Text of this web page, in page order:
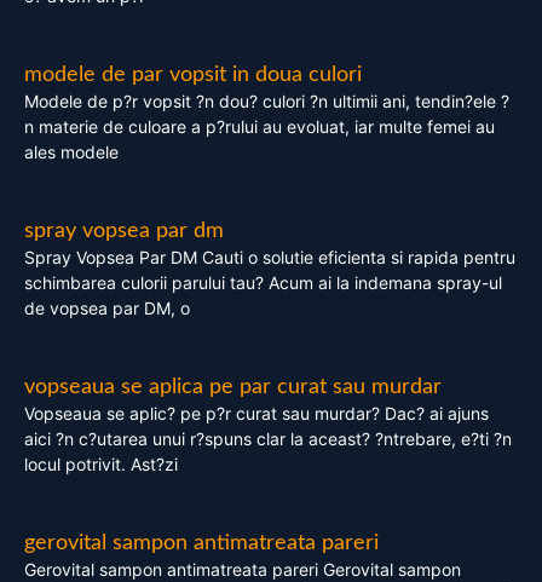
modele de par vopsit in doua culori
Modele de p?r vopsit ?n dou? culori ?n ultimii ani, tendin?ele ?
n materie de culoare a p?rului au evoluat, iar multe femei au
ales modele
spray vopsea par dm
Spray Vopsea Par DM Cauti o solutie eficienta si rapida pentru
schimbarea culorii parului tau? Acum ai la indemana spray-ul
de vopsea par DM, o
vopseaua se aplica pe par curat sau murdar
Vopseaua se aplic? pe p?r curat sau murdar? Dac? ai ajuns
aici ?n c?utarea unui r?spuns clar la aceast? ?ntrebare, e?ti ?n
locul potrivit. Ast?zi
gerovital sampon antimatreata pareri
Gerovital sampon antimatreata pareri Gerovital sampon